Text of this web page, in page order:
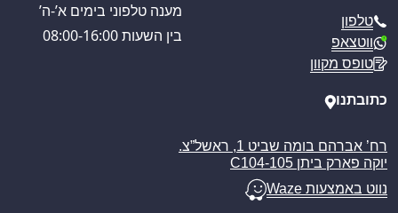
מדיניות משלוחים
ביטול עסקה
מאמרים
טלפון
ווטצאפ
טופס מקוון
מענה טלפוני בימים א’-ה’
בין השעות 08:00-16:00
כתובתנו
רח’ אברהם בומה שביט 1, ראשל”צ.
יוקה פארק ביתן C104-105
נווט באמצעות Waze